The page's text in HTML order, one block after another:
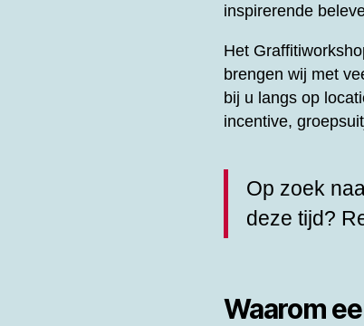
inspirerende
Het
brengen wij met
bij u langs op
incentive,
Op zoek
deze tijd?
Waarom